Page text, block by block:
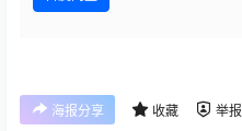
海报分享 收藏 举报